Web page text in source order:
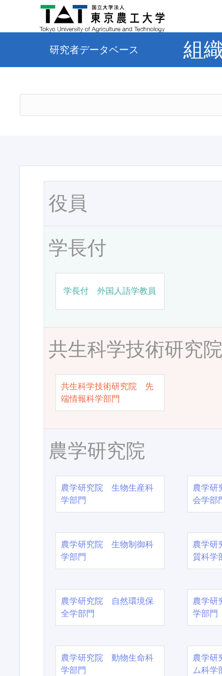
研究者データベース 組
役員
学長付
学長付 外国人語学教員
共生科学技術研究
共生科学技術研究院 先
端情報科学部門
農学研究院
農学研究院 生物生産科
学部門
農学
会学部
農学研究院 生物制御科
学部門
農学
質科学
農学研究院 自然環境保
全学部門
農学
学部門
農学研究院 動物生命科
学部門
農学
ム科学